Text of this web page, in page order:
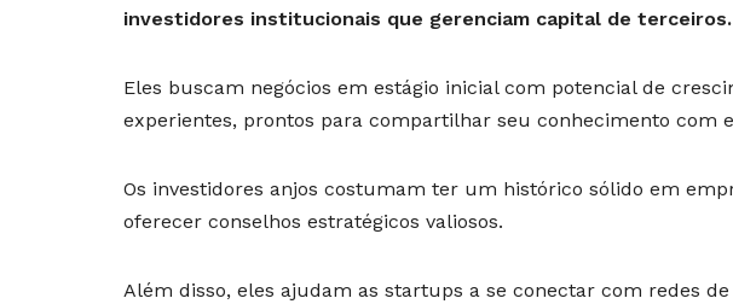
investidores institucionais que gerenciam capital de terceiros.
Eles buscam negócios em estágio inicial com potencial de
experientes, prontos para compartilhar seu conhecimento com
Os investidores anjos costumam ter um histórico sólido em
oferecer conselhos estratégicos valiosos.
Além disso, eles ajudam as startups a se conectar com redes